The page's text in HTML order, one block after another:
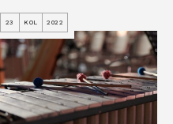
23 KOL 2022